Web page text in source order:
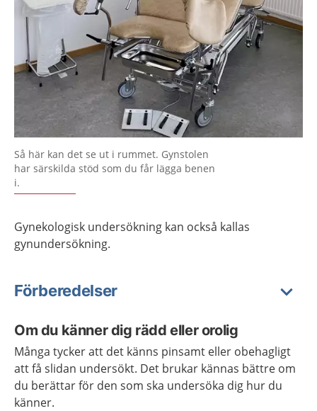
Så här kan det se ut i rummet. Gynstolen
har särskilda stöd som du får lägga benen
i.
Gynekologisk undersökning kan också kallas
gynundersökning.
Förberedelser
Om du känner dig rädd eller orolig
Många tycker att det känns pinsamt eller obehagligt
att få slidan undersökt. Det brukar kännas bättre om
du berättar för den som ska undersöka dig hur du
känner.